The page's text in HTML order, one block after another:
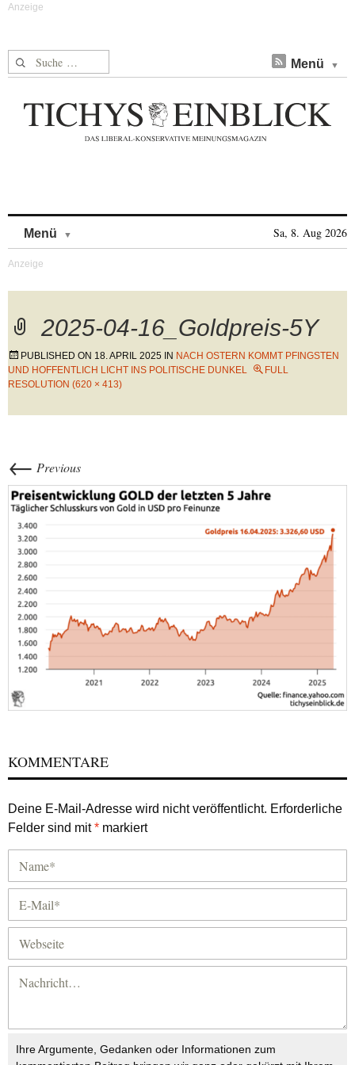
Suche nach: Menü
Menü Sa, 8. Aug 2026
2025-04-16_Goldpreis-5Y
PUBLISHED ON 18. APRIL 2025 IN NACH OSTERN KOMMT PFINGSTEN
UND HOFFENTLICH LICHT INS POLITISCHE DUNKEL
FULL
RESOLUTION (620 × 413)
← Previous
KOMMENTARE
Deine E-Mail-Adresse wird nicht veröffentlicht. Erforderliche
Felder sind mit* markiert
Ihre Argumente, Gedanken oder Informationen zum